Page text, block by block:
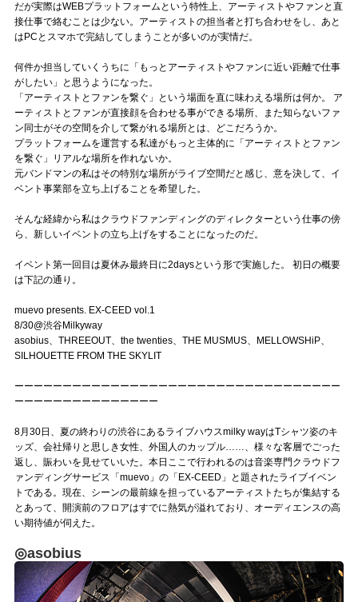
だが実際はWEBプラットフォームという特性上、アーティストやファンと直
接仕事で絡むことは少ない。アーティストの担当者と打ち合わせをし、あと
はPCとスマホで完結してしまうことが多いのが実情だ。
何件か担当していくうちに「もっとアーティストやファンに近い距離で仕事
がしたい」と思うようになった。
「アーティストとファンを繋ぐ」という場面を直に味わえる場所は何か。 ア
ーティストとファンが直接顔を合わせる事ができる場所、また知らないファ
ン同士がその空間を介して繋がれる場所とは、どこだろうか。
プラットフォームを運営する私達がもっと主体的に「アーティストとファン
を繋ぐ」リアルな場所を作れないか。
元バンドマンの私はその特別な場所がライブ空間だと感じ、意を決して、イ
ベント事業部を立ち上げることを希望した。
そんな経緯から私はクラウドファンディングのディレクターという仕事の傍
ら、新しいイベントの立ち上げをすることになったのだ。
イベント第一回目は夏休み最終日に2daysという形で実施した。 初日の概要
は下記の通り。
muevo presents. EX-CEED vol.1
8/30@渋谷Milkyway
asobius、THREEOUT、the twenties、THE MUSMUS、MELLOWSHiP、
SILHOUETTE FROM THE SKYLIT
ーーーーーーーーーーーーーーーーーーーーーーーーーーーーーーーーーー
ーーーーーーーーーーーーーーー
8月30日、夏の終わりの渋谷にあるライブハウスmilky wayはTシャツ姿のキ
ッズ、会社帰りと思しき女性、外国人のカップル……、様々な客層でごった
返し、賑わいを見せていいた。本日ここで行われるのは音楽専門クラウドフ
ァンディングサービス「muevo」の「EX-CEED」と題されたライブイベン
トである。現在、シーンの最前線を担っているアーティストたちが集結する
とあって、開演前のフロアはすでに熱気が溢れており、オーディエンスの高
い期待値が伺えた。
◎asobius